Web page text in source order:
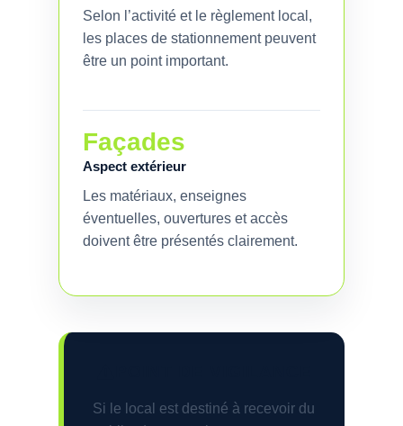
Selon l’activité et le règlement local,
les places de stationnement peuvent
être un point important.
Façades
Aspect extérieur
Les matériaux, enseignes
éventuelles, ouvertures et accès
doivent être présentés clairement.
Si le local est destiné à recevoir du